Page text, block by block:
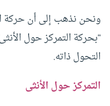
ونحن نذهب إلى أن حركة
“بحركة التمركز حول
التحول ذاته.
التمركز حول الأنثى